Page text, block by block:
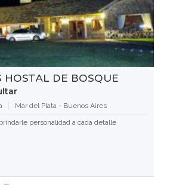
HOSTAL DE BOSQUE
Mar del Plata - Buenos Aires
personalidad a cada detalle